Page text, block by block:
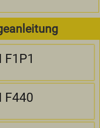
F1P1
F440